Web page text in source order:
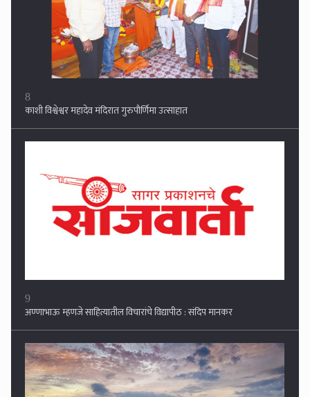
8
काशी विश्वेश्वर महादेव मंदिरात गुरुपौर्णिमा उत्साहात
9
अण्णाभाऊ म्हणजे साहित्यातील विचारांचे विद्यापीठ : संदिप मानकर